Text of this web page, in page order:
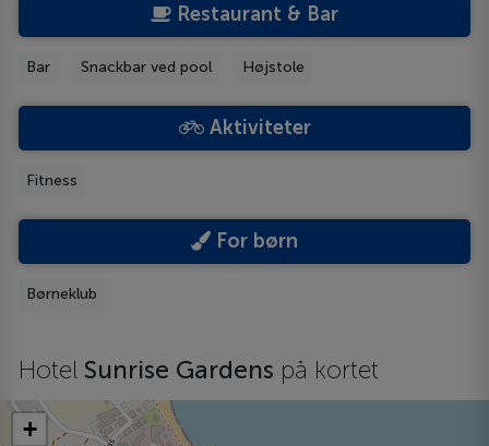
Restaurant & Bar
Bar Snackbar ved pool Højstole
Aktiviteter
Fitness
For børn
Børneklub
Hotel Sunrise Gardens på kortet
+